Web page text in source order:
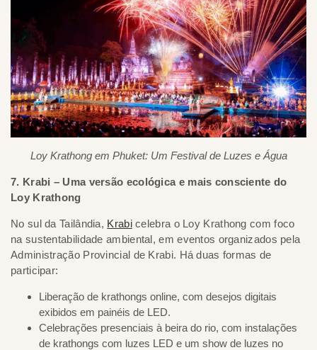
Loy Krathong em Phuket: Um Festival de Luzes e Água
7. Krabi – Uma versão ecológica e mais consciente do
Loy Krathong
No sul da Tailândia, Krabicelebra o Loy Krathong com foco
na sustentabilidade ambiental, em eventos organizados pela
Administração Provincial de Krabi. Há duas formas de
participar:
Liberação de krathongs online, com desejos digitais
exibidos em painéis de LED.
Celebrações presenciais à beira do rio, com instalações
de krathongs com luzes LED e um show de luzes no